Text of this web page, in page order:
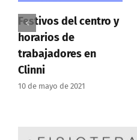
Festivos del centro y
horarios de
trabajadores en
Clinni
10 de mayo de 2021